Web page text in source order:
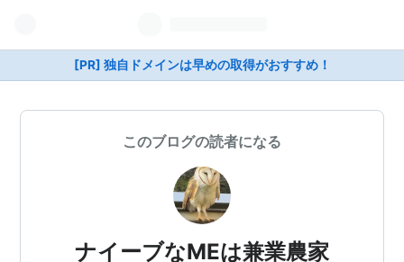
[PR] 独自ドメインは早めの取得がおすすめ！
このブログの読者になる
ナイーブなMEは兼業農家